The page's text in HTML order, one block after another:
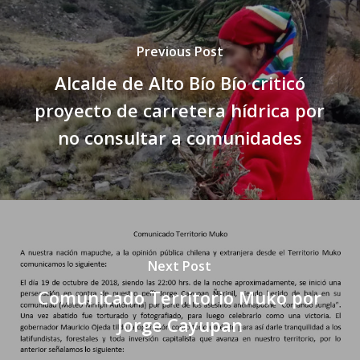
Previous Post
Alcalde de Alto Bío Bío criticó
proyecto de carretera hídrica por
no consultar a comunidades
Next Post
Comunicado Territorio Muko por
Jorge Cayupan